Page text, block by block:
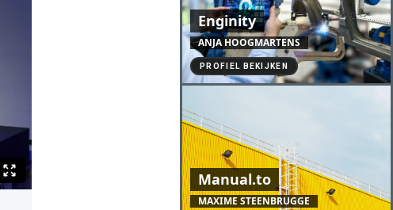
Enginity
ANJA HOOGMARTENS
PROFIEL BEKIJKEN
Manual.to
MAXIME STEENBRUGGE